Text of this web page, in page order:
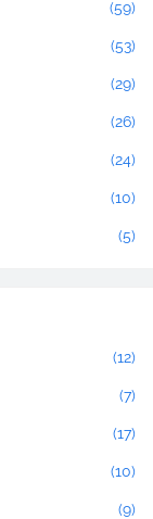
(59)
(53)
(29)
(26)
(24)
(10)
(5)
(12)
(7)
(17)
(10)
(9)